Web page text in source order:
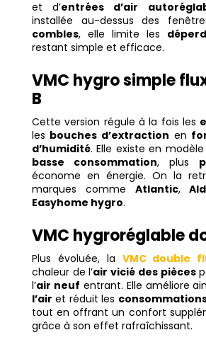
et d’entrées d’air
installée au-dessus des
combles, elle limite les
restant simple et efficace.
VMC hygro simple
B
Cette version régule à la fois les
les bouches d’extraction en
d’humidité. Elle existe en
basse consommation, plus
économe en énergie. On la
marques comme Atlantic,
Easyhome hygro.
VMC hygroréglable
Plus évoluée, la VMC double
chaleur de l’air vicié des pièces
l’air neuf entrant. Elle améliore
l’air et réduit les
tout en offrant un confort
grâce à son effet rafraîchissant.